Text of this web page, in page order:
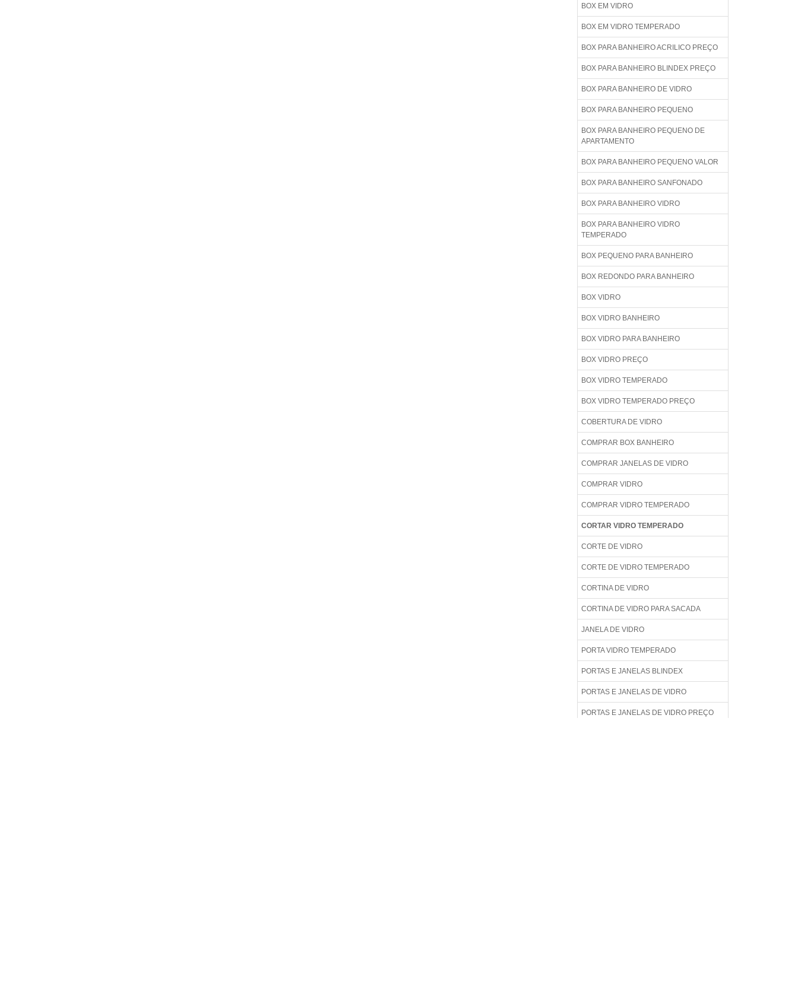
BOX EM VIDRO
BOX EM VIDRO TEMPERADO
BOX PARA BANHEIRO ACRILICO PREÇO
BOX PARA BANHEIRO BLINDEX PREÇO
BOX PARA BANHEIRO DE VIDRO
BOX PARA BANHEIRO PEQUENO
BOX PARA BANHEIRO PEQUENO DE
APARTAMENTO
BOX PARA BANHEIRO PEQUENO VALOR
BOX PARA BANHEIRO SANFONADO
BOX PARA BANHEIRO VIDRO
BOX PARA BANHEIRO VIDRO
TEMPERADO
BOX PEQUENO PARA BANHEIRO
BOX REDONDO PARA BANHEIRO
BOX VIDRO
BOX VIDRO BANHEIRO
BOX VIDRO PARA BANHEIRO
BOX VIDRO PREÇO
BOX VIDRO TEMPERADO
BOX VIDRO TEMPERADO PREÇO
COBERTURA DE VIDRO
COMPRAR BOX BANHEIRO
COMPRAR JANELAS DE VIDRO
COMPRAR VIDRO
COMPRAR VIDRO TEMPERADO
CORTAR VIDRO TEMPERADO
CORTE DE VIDRO
CORTE DE VIDRO TEMPERADO
CORTINA DE VIDRO
CORTINA DE VIDRO PARA SACADA
JANELA DE VIDRO
PORTA VIDRO TEMPERADO
PORTAS E JANELAS BLINDEX
PORTAS E JANELAS DE VIDRO
PORTAS E JANELAS DE VIDRO PREÇO